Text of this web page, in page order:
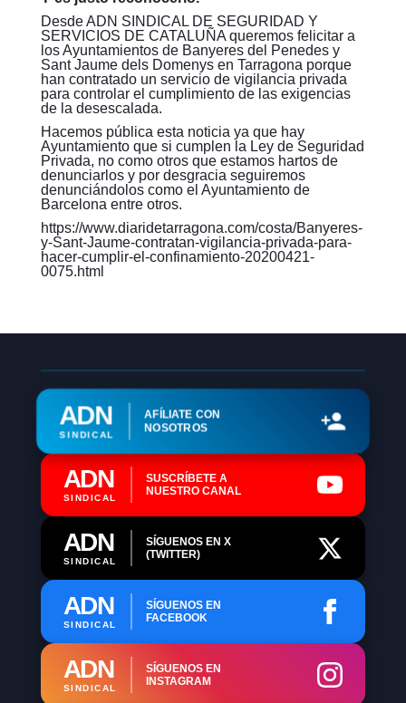
Desde ADN SINDICAL DE SEGURIDAD Y
SERVICIOS DE CATALUÑA queremos felicitar a
los Ayuntamientos de Banyeres del Penedes y
Sant Jaume dels Domenys en Tarragona porque
han contratado un servicio de vigilancia privada
para controlar el cumplimiento de las exigencias
de la desescalada.
Hacemos pública esta noticia ya que hay
Ayuntamiento que si cumplen la Ley de Seguridad
Privada, no como otros que estamos hartos de
denunciarlos y por desgracia seguiremos
denunciándolos como el Ayuntamiento de
Barcelona entre otros.
https://www.diaridetarragona.com/costa/Banyeres-
y-Sant-Jaume-contratan-vigilancia-privada-para-
hacer-cumplir-el-confinamiento-20200421-
0075.html
ADN
SINDICAL
AFÍLIATE CON
NOSOTROS
ADN
SINDICAL
SUSCRÍBETE A
NUESTRO CANAL
ADN
SINDICAL
SÍGUENOS EN X
(TWITTER)
ADN
SINDICAL
SÍGUENOS EN
FACEBOOK
ADN
SINDICAL
SÍGUENOS EN
INSTAGRAM